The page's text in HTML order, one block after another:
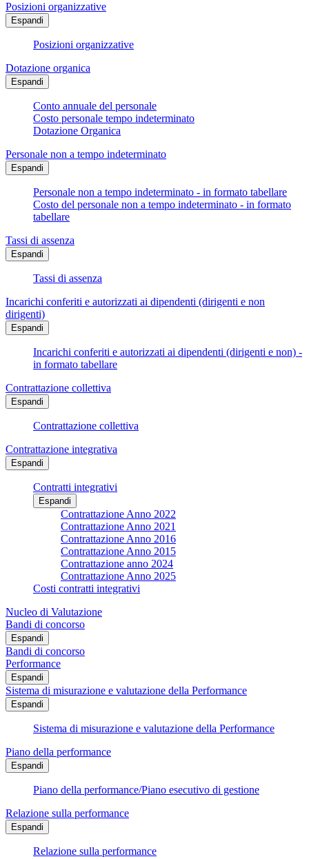
Posizioni organizzative
Espandi
Posizioni organizzative
Dotazione organica
Espandi
Conto annuale del personale
Costo personale tempo indeterminato
Dotazione Organica
Personale non a tempo indeterminato
Espandi
Personale non a tempo indeterminato - in formato tabellare
Costo del personale non a tempo indeterminato - in formato
tabellare
Tassi di assenza
Espandi
Tassi di assenza
Incarichi conferiti e autorizzati ai dipendenti (dirigenti e non
dirigenti)
Espandi
Incarichi conferiti e autorizzati ai dipendenti (dirigenti e non) -
in formato tabellare
Contrattazione collettiva
Espandi
Contrattazione collettiva
Contrattazione integrativa
Espandi
Contratti integrativi
Espandi
Contrattazione Anno 2022
Contrattazione Anno 2021
Contrattazione Anno 2016
Contrattazione Anno 2015
Contrattazione anno 2024
Contrattazione Anno 2025
Costi contratti integrativi
Nucleo di Valutazione
Bandi di concorso
Espandi
Bandi di concorso
Performance
Espandi
Sistema di misurazione e valutazione della Performance
Espandi
Sistema di misurazione e valutazione della Performance
Piano della performance
Espandi
Piano della performance/Piano esecutivo di gestione
Relazione sulla performance
Espandi
Relazione sulla performance